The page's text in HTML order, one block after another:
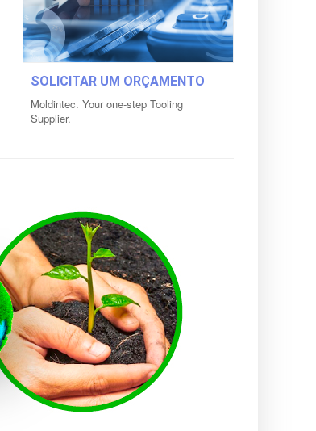
SOLICITAR UM ORÇAMENTO
Moldintec. Your one-step Tooling
Supplier.